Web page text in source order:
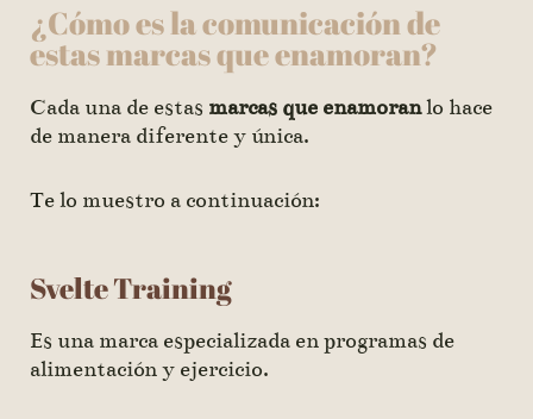
¿Cómo es la comunicación de
estas marcas que enamoran?
Cada una de estas marcas que enamoranlo hace
de manera diferente y única.
Te lo muestro a continuación:
Svelte Training
Es una marca especializada en programas de
alimentación y ejercicio.